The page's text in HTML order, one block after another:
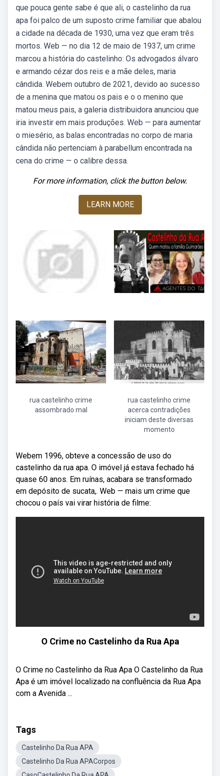
que pouca gente sabe é que ali, o castelinho da rua
apa foi palco de um suposto crime familiar que abalou
a cidade na década de 1930, uma vez que eram três
mortos. Web — no dia 12 de maio de 1937, um crime
marcou a história do castelinho: Os advogados álvaro
e armando cézar dos reis e a mãe deles, maria
cândida. Webem outubro de 2021, devido ao sucesso
de a menina que matou os pais e o o menino que
matou meus pais, a galeria distribuidora anunciou que
iria investir em mais produções. Web — para aumentar
o miesério, as balas encontradas no corpo de maria
cândida não pertenciam à parabellum encontrada na
cena do crime — o calibre dessa.
For more information, click the button below.
LEARN MORE
rua castelinho crime
assombrado mal
rua castelinho crime
acerca contradições
iniciam deste diversas
momento
Webem 1996, obteve a concessão de uso do
castelinho da rua apa. O imóvel já estava fechado há
quase 60 anos. Em ruínas, acabara se transformado
em depósito de sucata,. Web — mais um crime que
chocou o país vai virar história de filme:
O Crime no Castelinho da Rua Apa
O Crime no Castelinho da Rua Apa O Castelinho da Rua
Apa é um imóvel localizado na confluência da Rua Apa
com a Avenida ...
Tags
Castelinho Da Rua APA
Castelinho Da Rua APACorpos